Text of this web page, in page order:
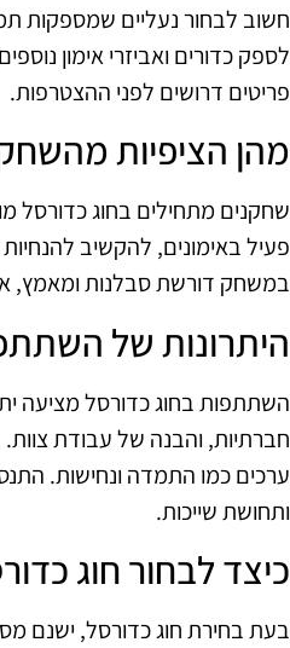
חשוב לבחור נעליים שמספקות
לספק כדורים ואביזרי אימון
פריטים דרושים לפני ההצטרפות.
מהן הציפיות
שחקנים מתחילים בחוג כדורסל
פעיל באימונים, להקשיב
במשחק דורשת סבלנות ומאמץ, אך
היתרונות של
השתתפות בחוג כדורסל מציעה
חברתיות, והבנה של עבודת צוות.
ערכים כמו התמדה ונחישות.
ותחושת שייכות.
כיצד לבחור חוג
בעת בחירת חוג כדורסל, ישנם